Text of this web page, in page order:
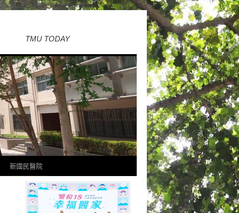
TMU TODAY
新國民醫院